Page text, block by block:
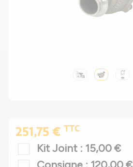
251,75 € TTC
Kit Joint : 15,00 €